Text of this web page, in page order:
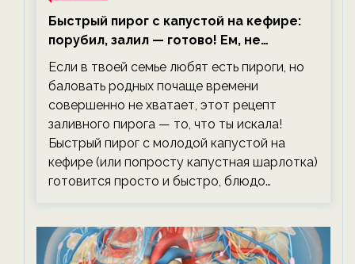
Быстрый пирог с капустой на кефире:
порубил, залил — готово! Ем, не
тревожась о фигуре!
Если в твоей семье любят есть пироги, но
баловать родных почаще времени
совершенно не хватает, этот рецепт
заливного пирога — то, что ты искала!
Быстрый пирог с молодой капустой на
кефире (или попросту капустная шарлотка)
готовится просто и быстро, блюдо…